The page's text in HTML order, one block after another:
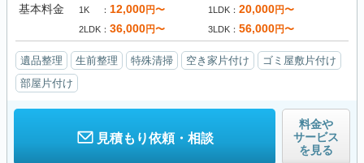
基本料金 1K 12,000円〜 1LDK 20,000円〜
2LDK 36,000円〜 3LDK 56,000円〜
遺品整理 生前整理 特殊清掃 空き家片付け
ゴミ屋敷片付け
部屋片付け
見積もり依頼・相談
料金や
サービス
を見る